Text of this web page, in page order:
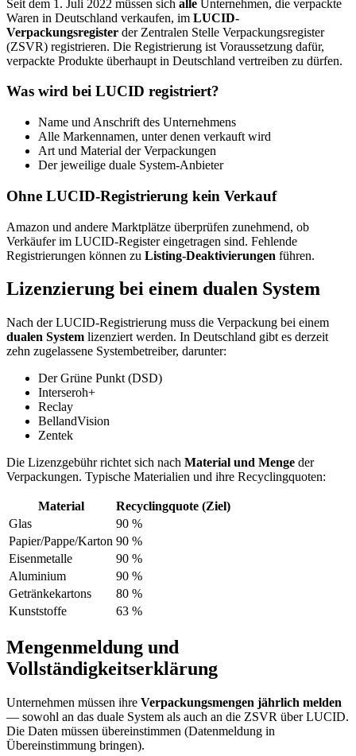
Seit dem 1. Juli 2022 müssen sich alle Unternehmen, die verpackte
Waren in Deutschland verkaufen, im LUCID-
Verpackungsregister der Zentralen Stelle Verpackungsregister
(ZSVR) registrieren. Die Registrierung ist Voraussetzung dafür,
verpackte Produkte überhaupt in Deutschland vertreiben zu dürfen.
Was wird bei LUCID registriert?
Name und Anschrift des Unternehmens
Alle Markennamen, unter denen verkauft wird
Art und Material der Verpackungen
Der jeweilige duale System-Anbieter
Ohne LUCID-Registrierung kein Verkauf
Amazon und andere Marktplätze überprüfen zunehmend, ob
Verkäufer im LUCID-Register eingetragen sind. Fehlende
Registrierungen können zu Listing-Deaktivierungen führen.
Lizenzierung bei einem dualen System
Nach der LUCID-Registrierung muss die Verpackung bei einem
dualen System lizenziert werden. In Deutschland gibt es derzeit
zehn zugelassene Systembetreiber, darunter:
Der Grüne Punkt (DSD)
Interseroh+
Reclay
BellandVision
Zentek
Die Lizenzgebühr richtet sich nach Material und Menge der
Verpackungen. Typische Materialien und ihre Recyclingquoten:
Material
Recyclingquote (Ziel)
Glas
90 %
Papier/Pappe/Karton 90 %
Eisenmetalle
90 %
Aluminium
90 %
Getränkekartons
80 %
Kunststoffe
63 %
Mengenmeldung und
Vollständigkeitserklärung
Unternehmen müssen ihre Verpackungsmengen jährlich melden
— sowohl an das duale System als auch an die ZSVR über LUCID.
Die Daten müssen übereinstimmen (Datenmeldung in
Übereinstimmung bringen).